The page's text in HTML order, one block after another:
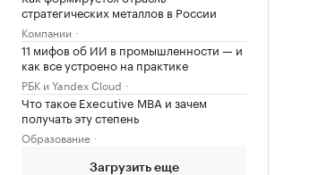
стратегических металлов в России
Компании
11 мифов об ИИ в промышленности — и
как все устроено на практике
РБК и Yandex Cloud
Что такое Executive MBA и зачем
получать эту степень
Образование
Загрузить еще